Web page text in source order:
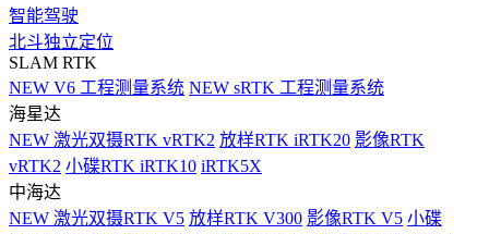
智能驾驶
北斗独立定位
SLAM RTK
NEW V6 工程测量系统 NEW sRTK 工程测量系统
海星达
NEW 激光双摄RTK vRTK2 放样RTK iRTK20 影像RTK
vRTK2 小碟RTK iRTK10 iRTK5X
中海达
NEW 激光双摄RTK V5 放样RTK V300 影像RTK V5 小碟